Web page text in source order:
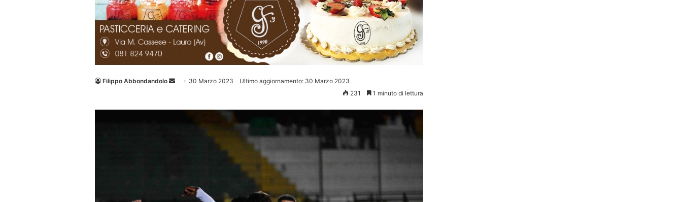
Filippo Abbondandolo
Invia 30 Marzo 2023
Ultimo aggiornamento: 30 Marzo 2023
231
1 minuto di lettura